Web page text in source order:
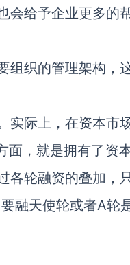
会给予企业更多的
织的管理架构，
实际上，在资本市
面，就是拥有了资
轮融资的叠加，
融天使轮或者A轮